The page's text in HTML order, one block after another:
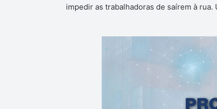
impedir as trabalhadoras de saírem à